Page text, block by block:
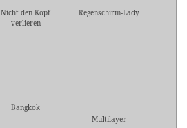
Nicht den Kopf
verlieren
Regenschirm-Lady
Bangkok
Multilayer